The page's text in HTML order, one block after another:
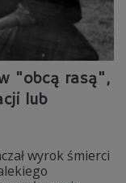
"obcą rasą",
lub
wyrok śmierci